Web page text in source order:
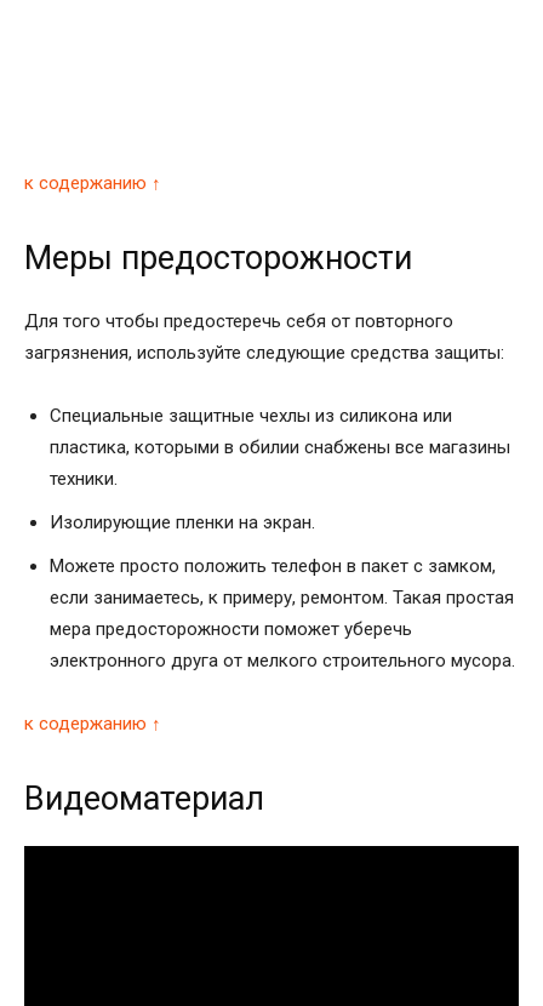
к содержанию ↑
Меры предосторожности
Для того чтобы предостеречь себя от повторного
загрязнения, используйте следующие средства защиты:
Специальные защитные чехлы из силикона или
пластика, которыми в обилии снабжены все магазины
техники.
Изолирующие пленки на экран.
Можете просто положить телефон в пакет с замком,
если занимаетесь, к примеру, ремонтом. Такая простая
мера предосторожности поможет уберечь
электронного друга от мелкого строительного мусора.
к содержанию ↑
Видеоматериал